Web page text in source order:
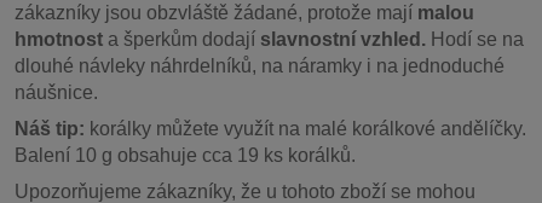
zákazníky jsou obzvláště žádané, protože mají malou
hmotnost a šperkům dodají slavnostní vzhled. Hodí se na
dlouhé návleky náhrdelníků, na náramky i na jednoduché
náušnice.
Náš tip: korálky můžete využít na malé korálkové andělíčky.
Balení 10 g obsahuje cca 19 ks korálků.
Upozorňujeme zákazníky, že u tohoto zboží se mohou